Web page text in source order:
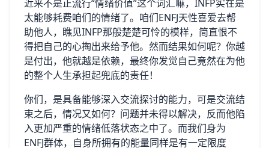
近来不是正流行“情绪价值”这个词汇嘛，INFP实在是
太能够耗费咱们的情绪了。咱们ENFJ天性喜爱去帮
助他人，瞧见INFP那般楚楚可怜的模样，简直恨不
得把自己的心掏出来给予他。然而结果如何呢？你越
是付出，他就越是依赖，最终你发觉自己竟然在为他
的整个人生承担起兜底的责任！
你们，是具备能够深入交流探讨的能力，可是交流结
束之后，情况又如何？问题并未得以解决，反而他陷
入更加严重的情绪低落状态之中了。而我们身为
ENFJ群体，自身所拥有的能量同样是有一定限度